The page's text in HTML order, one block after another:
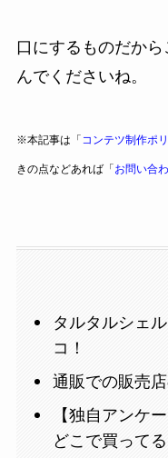
口にするものだか
んでくださいね。
※本記事は「 コンテツ制作ポ
きの点などあれば「お問い合
タルタルシェ
コ！
通販での販売
【独自アンケ
どこで買ってる